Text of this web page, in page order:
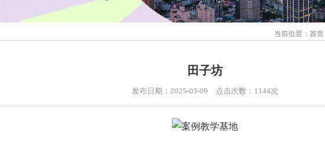
当前位置： 首页
田子坊
发布日期：2025-03-09 点击次数：1144次